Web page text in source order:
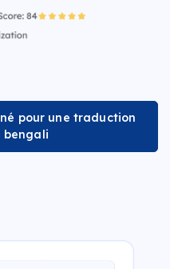
pour une traduction
bengali